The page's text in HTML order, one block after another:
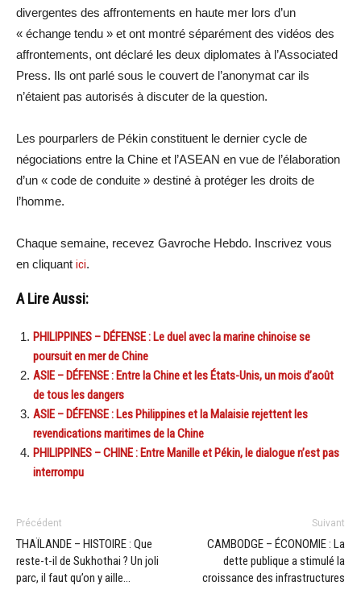
divergentes des affrontements en haute mer lors d’un
« échange tendu » et ont montré séparément des vidéos des
affrontements, ont déclaré les deux diplomates à l’Associated
Press. Ils ont parlé sous le couvert de l’anonymat car ils
n’étaient pas autorisés à discuter de la question.
Les pourparlers de Pékin constituent le dernier cycle de
négociations entre la Chine et l’ASEAN en vue de l’élaboration
d’un « code de conduite » destiné à protéger les droits de
l’homme.
Chaque semaine, recevez Gavroche Hebdo. Inscrivez vous
en cliquant ici.
A Lire Aussi:
PHILIPPINES – DÉFENSE : Le duel avec la marine chinoise se
poursuit en mer de Chine
ASIE – DÉFENSE : Entre la Chine et les États-Unis, un mois d’août
de tous les dangers
ASIE – DÉFENSE : Les Philippines et la Malaisie rejettent les
revendications maritimes de la Chine
PHILIPPINES – CHINE : Entre Manille et Pékin, le dialogue n’est pas
interrompu
Précédent
THAÏLANDE – HISTOIRE : Que
reste-t-il de Sukhothai ? Un joli
parc, il faut qu’on y aille…
Suivant
CAMBODGE – ÉCONOMIE : La
dette publique a stimulé la
croissance des infrastructures